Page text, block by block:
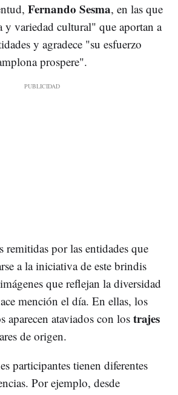
Fernando Sesma, en las que
y variedad cultural" que aportan a
y agradece "su esfuerzo
prospere".
remitidas por las entidades que
a la iniciativa de este brindis
que reflejan la diversidad
mención el día. En ellas, los
aparecen ataviados con lostrajes
de origen.
participantes tienen diferentes
Por ejemplo, desde